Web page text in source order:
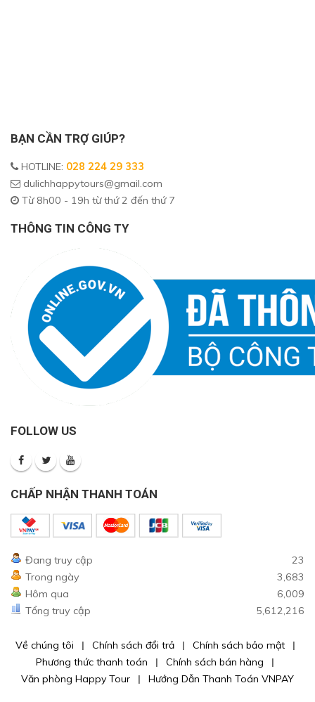
BẠN CẦN TRỢ GIÚP?
HOTLINE: 028 224 29 333
dulichhappytours@gmail.com
Từ 8h00 - 19h từ thứ 2 đến thứ 7
THÔNG TIN CÔNG TY
FOLLOW US
CHẤP NHẬN THANH TOÁN
Đang truy cập
23
Trong ngày
3,683
Hôm qua
6,009
Tổng truy cập
5,612,216
Về chúng tôi Chính sách đổi trả
Chính sách bảo mật
Phương thức thanh toán
Chính sách bán hàng
Văn phòng Happy Tour
Hướng Dẫn Thanh Toán VNPAY